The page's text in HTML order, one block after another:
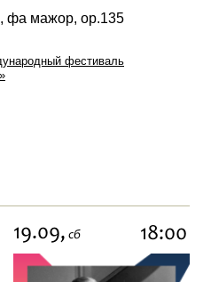
фа мажор, ор.135
фестиваль
19.09, сб 18:00